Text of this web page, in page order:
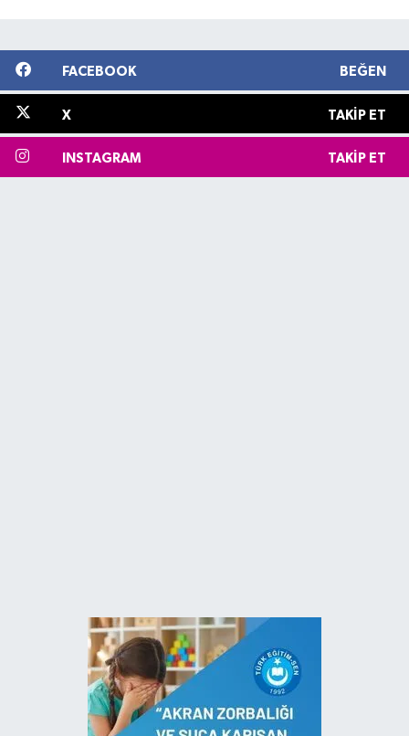
FACEBOOK BEĞEN
X TAKIP ET
INSTAGRAM TAKIP ET